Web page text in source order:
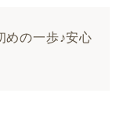
めの一歩♪安心